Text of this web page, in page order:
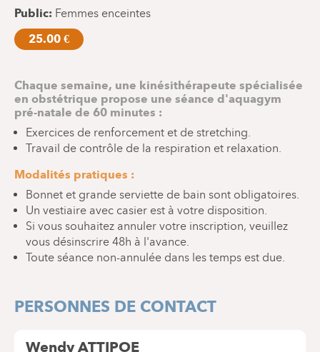
Public Femmes enceintes
25.00 €
Chaque semaine, une kinésithérapeute spécialisée
en obstétrique propose une séance d'aquagym
pré-natale de 60 minutes :
Exercices de renforcement et de stretching.
Travail de contrôle de la respiration et relaxation.
Modalités pratiques :
Bonnet et grande serviette de bain sont obligatoires.
Un vestiaire avec casier est à votre disposition.
Si vous souhaitez annuler votre inscription, veuillez
vous désinscrire 48h à l'avance.
Toute séance non-annulée dans les temps est due.
PERSONNES DE CONTACT
Wendy ATTIPOE